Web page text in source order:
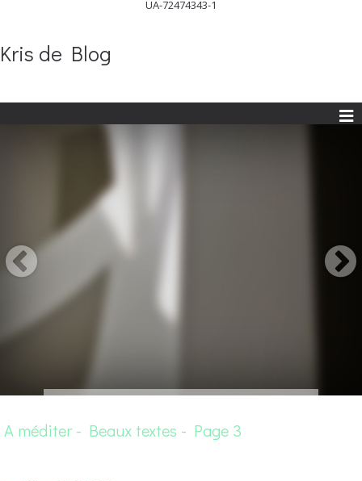
UA-72474343-1
Kris de Blog
A méditer - Beaux textes - Page 3